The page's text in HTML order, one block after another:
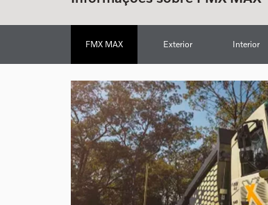
FMX MAX Exterior Interior